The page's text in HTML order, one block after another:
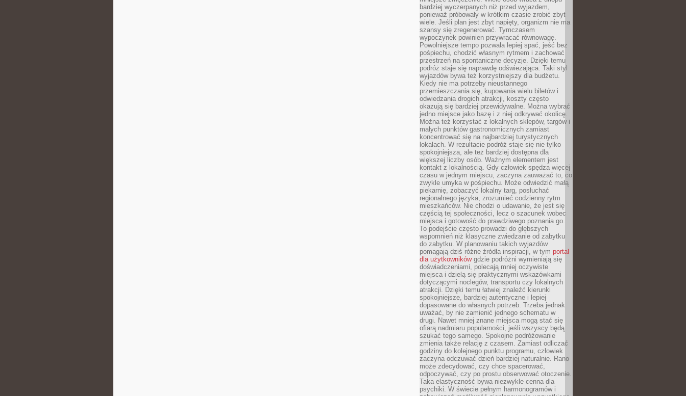
bardziej wyczerpanych niż przed wyjazdem,
ponieważ próbowały w krótkim czasie zrobić zbyt
wiele. Jeśli plan jest zbyt napięty, organizm nie ma
szansy się zregenerować. Tymczasem
wypoczynek powinien przywracać równowagę.
Powolniejsze tempo pozwala lepiej spać, jeść bez
pośpiechu, chodzić własnym rytmem i zachować
przestrzeń na spontaniczne decyzje. Dzięki temu
podróż staje się naprawdę odświeżająca. Taki styl
wyjazdów bywa też korzystniejszy dla budżetu.
Kiedy nie ma potrzeby nieustannego
przemieszczania się, kupowania wielu biletów i
odwiedzania drogich atrakcji, koszty często
okazują się bardziej przewidywalne. Można wybrać
jedno miejsce jako bazę i z niej odkrywać okolicę.
Można też korzystać z lokalnych sklepów, targów i
małych punktów gastronomicznych zamiast
koncentrować się na najbardziej turystycznych
lokalach. W rezultacie podróż staje się nie tylko
spokojniejsza, ale też bardziej dostępna dla
większej liczby osób. Ważnym elementem jest
kontakt z lokalnością. Gdy człowiek spędza więcej
czasu w jednym miejscu, zaczyna zauważać to, co
zwykle umyka w pośpiechu. Może odwiedzić małą
piekarnię, zobaczyć lokalny targ, posłuchać
regionalnego języka, zrozumieć codzienny rytm
mieszkańców. Nie chodzi o udawanie, że jest się
częścią tej społeczności, lecz o szacunek wobec
miejsca i gotowość do prawdziwego poznania go.
To podejście często prowadzi do głębszych
wspomnień niż klasyczne zwiedzanie od zabytku
do zabytku. W planowaniu takich wyjazdów
pomagają dziś różne źródła inspiracji, w tym portal
dla użytkownikówgdzie podróżni wymieniają się
doświadczeniami, polecają mniej oczywiste
miejsca i dzielą się praktycznymi wskazówkami
dotyczącymi noclegów, transportu czy lokalnych
atrakcji. Dzięki temu łatwiej znaleźć kierunki
spokojniejsze, bardziej autentyczne i lepiej
dopasowane do własnych potrzeb. Trzeba jednak
uważać, by nie zamienić jednego schematu w
drugi. Nawet mniej znane miejsca mogą stać się
ofiarą nadmiaru popularności, jeśli wszyscy będą
szukać tego samego. Spokojne podróżowanie
zmienia także relację z czasem. Zamiast odliczać
godziny do kolejnego punktu programu, człowiek
zaczyna odczuwać dzień bardziej naturalnie. Rano
może zdecydować, czy chce spacerować,
odpoczywać, czy po prostu obserwować otoczenie.
Taka elastyczność bywa niezwykle cenna dla
psychiki. W świecie pełnym harmonogramów i